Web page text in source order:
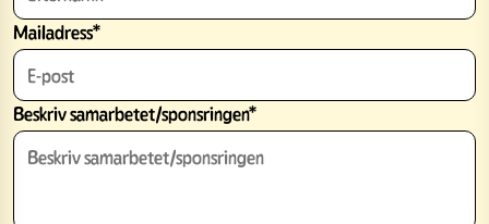
Mailadress*
Beskriv samarbetet/sponsringen*